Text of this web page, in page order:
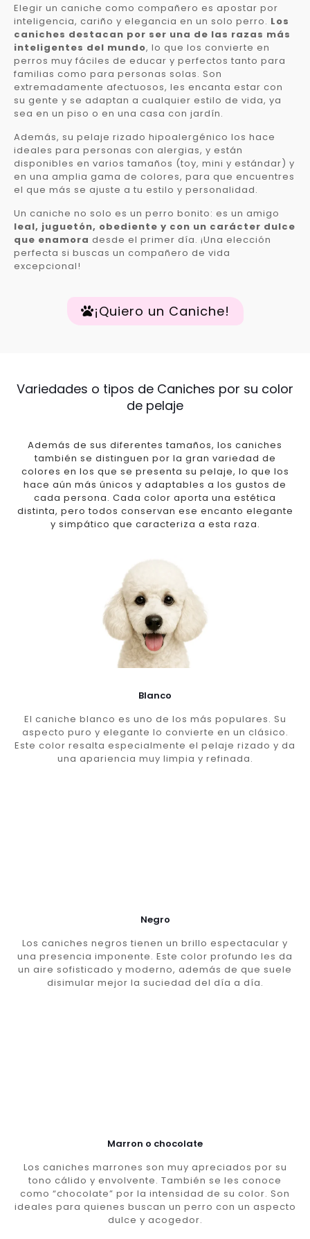
Elegir un caniche como compañero es apostar por
inteligencia, cariño y elegancia en un solo perro. Los
caniches destacan por ser una de las razas más
inteligentes del mundo, lo que los convierte en
perros muy fáciles de educar y perfectos tanto para
familias como para personas solas. Son
extremadamente afectuosos, les encanta estar con
su gente y se adaptan a cualquier estilo de vida, ya
sea en un piso o en una casa con jardín.
Además, su pelaje rizado hipoalergénico los hace
ideales para personas con alergias, y están
disponibles en varios tamaños (toy, mini y estándar) y
en una amplia gama de colores, para que encuentres
el que más se ajuste a tu estilo y personalidad.
Un caniche no solo es un perro bonito: es un amigo
leal, juguetón, obediente y con un carácter dulce
que enamora desde el primer día. ¡Una elección
perfecta si buscas un compañero de vida
excepcional!
¡Quiero un Caniche!
Variedades o tipos de Caniches por su color
de pelaje
Además de sus diferentes tamaños, los caniches
también se distinguen por la gran variedad de
colores en los que se presenta su pelaje, lo que los
hace aún más únicos y adaptables a los gustos de
cada persona. Cada color aporta una estética
distinta, pero todos conservan ese encanto elegante
y simpático que caracteriza a esta raza.
Blanco
El caniche blanco es uno de los más populares. Su
aspecto puro y elegante lo convierte en un clásico.
Este color resalta especialmente el pelaje rizado y da
una apariencia muy limpia y refinada.
Negro
Los caniches negros tienen un brillo espectacular y
una presencia imponente. Este color profundo les da
un aire sofisticado y moderno, además de que suele
disimular mejor la suciedad del día a día.
Marron o chocolate
Los caniches marrones son muy apreciados por su
tono cálido y envolvente. También se les conoce
como “chocolate” por la intensidad de su color. Son
ideales para quienes buscan un perro con un aspecto
dulce y acogedor.